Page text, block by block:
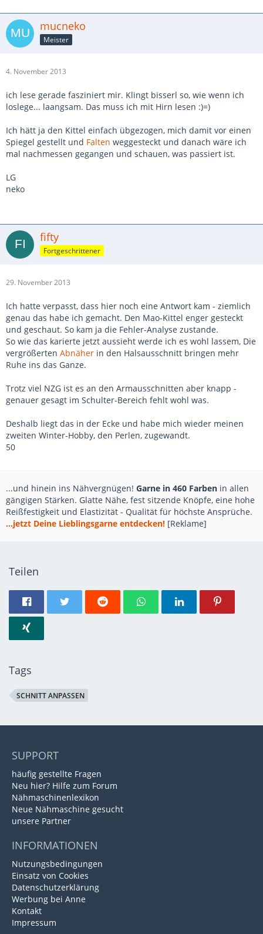
mucneko
Meister
4. November 2013
ich lese gerade fasziniert mir. Klingt bisserl so, wie wenn ich
loslege... laangsam. Das muss ich mit Hirn lesen :)=)
Ich hätt ja den Kittel einfach übgezogen, mich damit vor einen
Spiegel gestellt und Falten weggesteckt und danach wäre ich
mal nachmessen gegangen und schauen, was passiert ist.
LG
neko
fifty
Fortgeschrittener
29. November 2013
Ich hatte verpasst, dass hier noch eine Antwort kam - ziemlich
genau das habe ich gemacht. Den Mao-Kittel enger gesteckt
und geschaut. So kam ja die Fehler-Analyse zustande.
So wie das karierte jetzt aussieht werde ich es wohl lassem, Die
vergrößerten Abnäher in den Halsausschnitt bringen mehr
Ruhe ins das Ganze.
Trotz viel NZG ist es an den Armausschnitten aber knapp -
genauer gesagt im Schulter-Bereich fehlt wohl was.
Deshalb liegt das in der Ecke und habe mich wieder meinen
zweiten Winter-Hobby, den Perlen, zugewandt.
50
...und hinein ins Nähvergnügen! Garne in 460 Farben in allen
gängigen Stärken. Glatte Nähe, fest sitzende Knöpfe, eine hohe
Reißfestigkeit und Elastizität - Qualität für höchste Ansprüche.
...jetzt Deine Lieblingsgarne entdecken! [Reklame]
Teilen
Tags
SCHNITT ANPASSEN
SUPPORT
häufig gestellte Fragen
Neu hier? Hilfe zum Forum
Nähmaschinenlexikon
Neue Nähmaschine gesucht
unsere Partner
INFORMATIONEN
Nutzungsbedingungen
Einsatz von Cookies
Datenschutzerklärung
Werbung bei Anne
Kontakt
Impressum